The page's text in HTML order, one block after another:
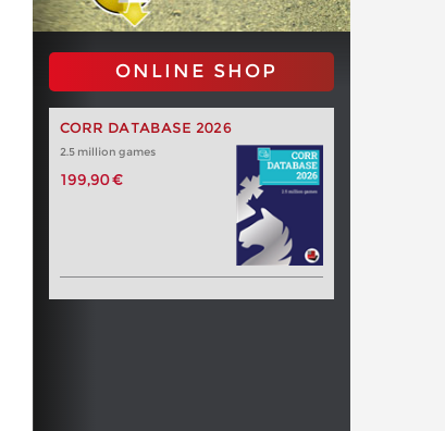
ONLINE SHOP
CORR DATABASE 2026
2.5 million games
199,90 €